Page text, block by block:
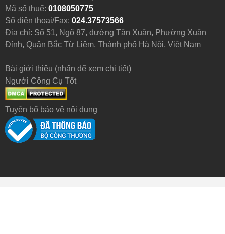
Mã số thuế: 0108050775
Số điện thoại/Fax: 024.37573566
Địa chỉ: Số 51, Ngõ 87, đường Tân Xuân, Phường Xuân
Đỉnh, Quận Bắc Từ Liêm, Thành phố Hà Nội, Việt Nam
Bài giới thiệu (nhấn để xem chi tiết)
Người Công Cụ Tốt
Tuyên bố bảo vệ nội dung